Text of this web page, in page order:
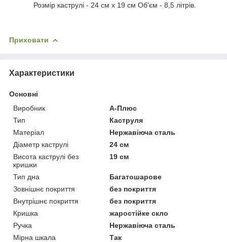
Розмір каструлі - 24 см х 19 см Об'єм - 8,5 літрів.
Приховати
Характеристики
Основні
Виробник
А-Плюс
Тип
Каструля
Матеріал
Нержавіюча сталь
Діаметр каструлі
24 см
Висота каструлі без
кришки
19 см
Тип дна
Багатошарове
Зовнішнє покриття
без покриття
Внутрішнє покриття
без покриття
Кришка
жаростійке скло
Ручка
Нержавіюча сталь
Мірна шкала
Так